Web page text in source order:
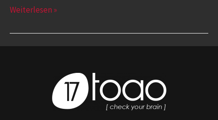
Weiterlesen »